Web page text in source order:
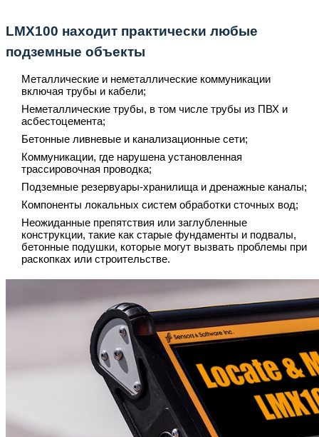
LMX100 находит практически любые
подземные объекты
Металлические и неметаллические коммуникации
включая трубы и кабели;
Неметаллические трубы, в том числе трубы из ПВХ и
асбестоцемента;
Бетонные ливневые и канализационные сети;
Коммуникации, где нарушена установленная
трассировочная проводка;
Подземные резервуары-хранилища и дренажные каналы;
Компоненты локальных систем обработки сточных вод;
Неожиданные препятствия или заглубленные
конструкции, такие как старые фундаменты и подвалы,
бетонные подушки, которые могут вызвать проблемы при
раскопках или строительстве.